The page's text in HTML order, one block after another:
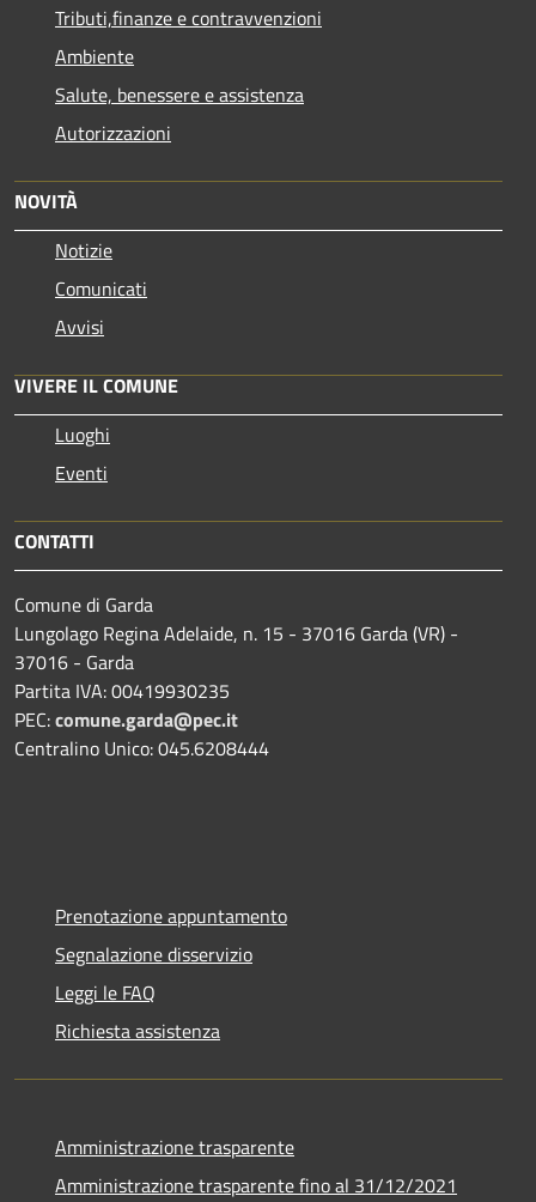
Tributi,finanze e contravvenzioni
Ambiente
Salute, benessere e assistenza
Autorizzazioni
NOVITÀ
Notizie
Comunicati
Avvisi
VIVERE IL COMUNE
Luoghi
Eventi
CONTATTI
Comune di Garda
Lungolago Regina Adelaide, n. 15 - 37016 Garda (VR) -
37016 - Garda
Partita IVA: 00419930235
PEC:comune.garda@pec.it
Centralino Unico: 045.6208444
Prenotazione appuntamento
Segnalazione disservizio
Leggi le FAQ
Richiesta assistenza
Amministrazione trasparente
Amministrazione trasparente fino al 31/12/2021